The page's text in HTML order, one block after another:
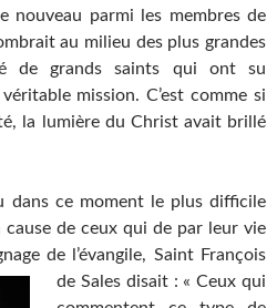
nouveau parmi les membres de
au milieu des plus grandes
de grands saints qui ont su
mission. C’est comme si
la lumière du Christ avait brillé
dans ce moment le plus difficile
cause de ceux qui de par leur vie
de l’évangile, Saint François
de Sales disait : « Ceux qui